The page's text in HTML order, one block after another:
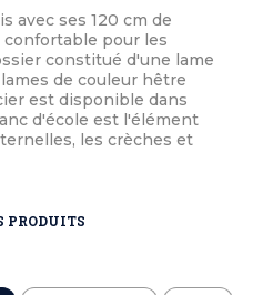
avec ses 120 cm de
confortable pour les
constitué d'une lame
de couleur hêtre
est disponible dans
d'école est l'élément
les crèches et
PRODUITS